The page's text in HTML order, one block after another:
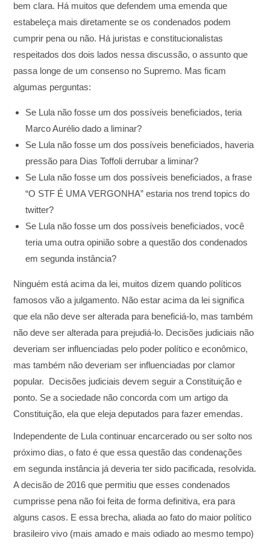
bem clara. Há muitos que defendem uma emenda que
estabeleça mais diretamente se os condenados podem
cumprir pena ou não. Há juristas e constitucionalistas
respeitados dos dois lados nessa discussão, o assunto que
passa longe de um consenso no Supremo. Mas ficam
algumas perguntas:
Se Lula não fosse um dos possíveis beneficiados, teria
Marco Aurélio dado a liminar?
Se Lula não fosse um dos possíveis beneficiados, haveria
pressão para Dias Toffoli derrubar a liminar?
Se Lula não fosse um dos possíveis beneficiados, a frase
“O STF É UMA VERGONHA” estaria nos trend topics do
twitter?
Se Lula não fosse um dos possíveis beneficiados, você
teria uma outra opinião sobre a questão dos condenados
em segunda instância?
Ninguém está acima da lei, muitos dizem quando políticos
famosos vão a julgamento. Não estar acima da lei significa
que ela não deve ser alterada para beneficiá-lo, mas também
não deve ser alterada para prejudiá-lo. Decisões judiciais não
deveriam ser influenciadas pelo poder político e econômico,
mas também não deveriam ser influenciadas por clamor
popular. Decisões judiciais devem seguir a Constituição e
ponto. Se a sociedade não concorda com um artigo da
Constituição, ela que eleja deputados para fazer emendas.
Independente de Lula continuar encarcerado ou ser solto nos
próximo dias, o fato é que essa questão das condenações
em segunda instância já deveria ter sido pacificada, resolvida.
A decisão de 2016 que permitiu que esses condenados
cumprisse pena não foi feita de forma definitiva, era para
alguns casos. E essa brecha, aliada ao fato do maior político
brasileiro vivo (mais amado e mais odiado ao mesmo tempo)